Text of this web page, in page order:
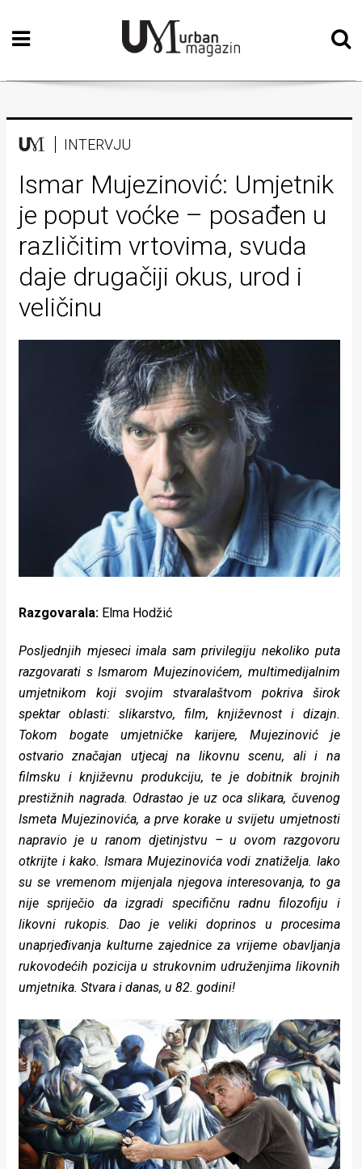
Početna
Vizualne
Teatar
Književnost
Muzika
Film
Intervju
Kolumne
Kultura
Život
Ideje
rade
Urban
Places
Aktivizam
Aktuelnosti
Promo
Urban
INTERVJU
Ismar Mujezinović: Umjetnik
je poput voćke – posađen u
različitim vrtovima, svuda
daje drugačiji okus, urod i
veličinu
Razgovarala: Elma Hodžić
Posljednjih mjeseci imala sam privilegiju nekoliko puta
razgovarati s Ismarom Mujezinovićem, multimedijalnim
umjetnikom koji svojim stvaralaštvom pokriva širok
spektar oblasti: slikarstvo, film, književnost i dizajn.
Tokom bogate umjetničke karijere, Mujezinović je
ostvario značajan utjecaj na likovnu scenu, ali i na
filmsku i književnu produkciju, te je dobitnik brojnih
prestižnih nagrada. Odrastao je uz oca slikara, čuvenog
Ismeta Mujezinovića, a prve korake u svijetu umjetnosti
napravio je u ranom djetinjstvu – u ovom razgovoru
otkrijte i kako. Ismara Mujezinovića vodi znatiželja. Iako
su se vremenom mijenjala njegova interesovanja, to ga
nije spriječio da izgradi specifičnu radnu filozofiju i
likovni rukopis. Dao je veliki doprinos u procesima
unaprjeđivanja kulturne zajednice za vrijeme obavljanja
rukovodećih pozicija u strukovnim udruženjima likovnih
umjetnika. Stvara i danas, u 82. godini!